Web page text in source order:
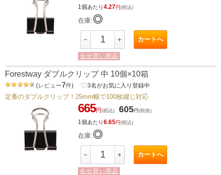
1個あたり4.27円(税込)
在庫:◎
－ ＋ カートへ
合せ買い商品
Forestway ダブルクリップ 中 10個×10箱
(レビュー7件) favorite_border3名がお気に入り登録中
定番のダブルクリップ！25mm幅で100枚綴じ対応
665円(税込) 605円(税抜)
1個あたり6.65円(税込)
在庫:◎
－ ＋ カートへ
合せ買い商品